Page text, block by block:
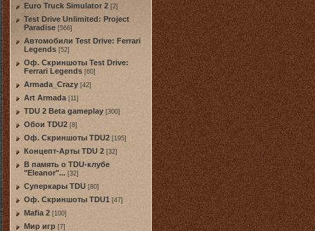
Euro Truck Simulator 2 [2]
Test Drive Unlimited: Project
Paradise [566]
Автомобили Test Drive: Ferrari
Legends [52]
Оф. Скриншоты Test Drive:
Ferrari Legends [60]
Armada_Crazy [42]
Art Armada [11]
TDU 2 Beta gameplay [300]
Обои TDU2 [8]
Оф. Скриншоты TDU2 [195]
Концепт-Арты TDU 2 [32]
В память о TDU-клубе
"Eleanor"... [32]
Суперкары TDU [80]
Оф. Скриншоты TDU1 [47]
Mafia 2 [100]
Мир игр [7]